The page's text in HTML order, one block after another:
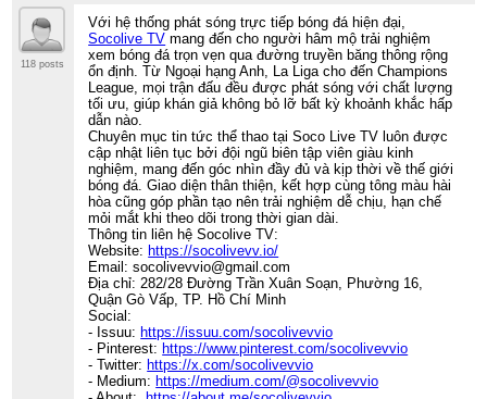
118 posts
Với hệ thống phát sóng trực tiếp bóng đá hiện đại,
Socolive TV mang đến cho người hâm mộ trải nghiệm
xem bóng đá trọn vẹn qua đường truyền băng thông rộng
ổn định. Từ Ngoại hạng Anh, La Liga cho đến Champions
League, mọi trận đấu đều được phát sóng với chất lượng
tối ưu, giúp khán giả không bỏ lỡ bất kỳ khoảnh khắc hấp
dẫn nào.
Chuyên mục tin tức thể thao tại Soco Live TV luôn được
cập nhật liên tục bởi đội ngũ biên tập viên giàu kinh
nghiệm, mang đến góc nhìn đầy đủ và kịp thời về thế giới
bóng đá. Giao diện thân thiện, kết hợp cùng tông màu hài
hòa cũng góp phần tạo nên trải nghiệm dễ chịu, hạn chế
mỏi mắt khi theo dõi trong thời gian dài.
Thông tin liên hệ Socolive TV:
Website: https://socolivevv.io/
Email: socolivevvio@gmail.com
Địa chỉ: 282/28 Đường Trần Xuân Soạn, Phường 16,
Quận Gò Vấp, TP. Hồ Chí Minh
Social:
- Issuu: https://issuu.com/socolivevvio
- Pinterest: https://www.pinterest.com/socolivevvio
- Twitter: https://x.com/socolivevvio
- Medium: https://medium.com/@socolivevvio